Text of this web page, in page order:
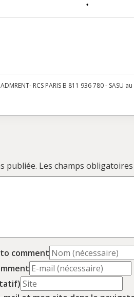
•
ADMRENT- RCS PARIS B 811 936 780 -
publiée. Les champs
comment